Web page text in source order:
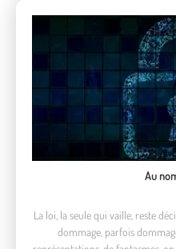
Au
La loi, la seule qui vaille, reste
dommage, parfois